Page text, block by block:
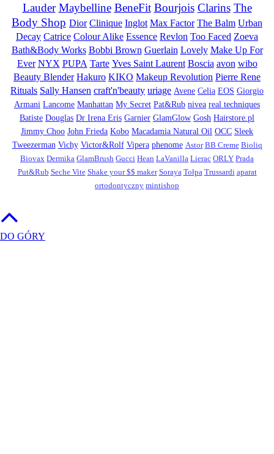
Lauder Maybelline BeneFit Bourjois Clarins The
Body Shop Dior Clinique Inglot Max Factor The Balm Urban
Decay Catrice Colour Alike Essence Revlon Too Faced Zoeva
Bath&Body Works Bobbi Brown Guerlain Lovely Make Up For
Ever NYX PUPA Tarte Yves Saint Laurent Boscia avon wibo
Beauty Blender Hakuro KIKO Makeup Revolution Pierre Rene
Rituals Sally Hansen craft'n'beauty uriage Avene Celia EOS Giorgio
Armani Lancome Manhattan My Secret Pat&Rub nivea real techniques
Batiste Douglas Dr Irena Eris Garnier GlamGlow Gosh Hairstore.pl
Jimmy Choo John Frieda Kobo Macadamia Natural Oil OCC Sleek
Tweezerman Vichy Victor&Rolf Vipera phenome Astor BB Creme Bioliq
Biovax Dermika GlamBrush Gucci Hean LaVanilla Lierac ORLY Prada
Put&Rub Seche Vite Shake your $$ maker Soraya Tołpa Trussardi aparat
ortodontyczny mintishop
DO GÓRY